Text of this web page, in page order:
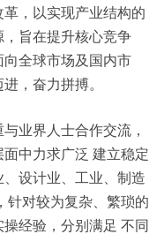
，以实现产业结构的
旨在提升核心竞争
全球市场及国内市
，奋力拼搏。
业界人士合作交流，
中力求广泛 建立稳定
设计业、工业、制造
针对较为复杂、繁琐的
经验，分别满足 不同